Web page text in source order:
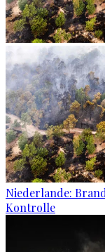
Niederlande:
Kontrolle